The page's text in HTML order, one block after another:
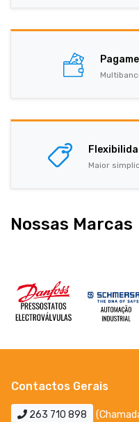
Maior
Nossas Marcas
Contactos Gerais
263 710 898